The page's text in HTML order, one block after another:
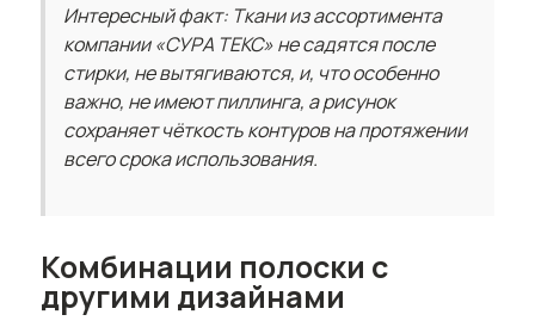
Интересный факт: Ткани из ассортимента
компании «СУРА ТЕКС» не садятся после
стирки, не вытягиваются, и, что особенно
важно, не имеют пиллинга, а рисунок
сохраняет чёткость контуров на протяжении
всего срока использования.
Комбинации полоски с
другими дизайнами